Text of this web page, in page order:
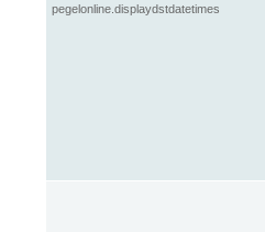
pegelonline.displaydstdatetimes